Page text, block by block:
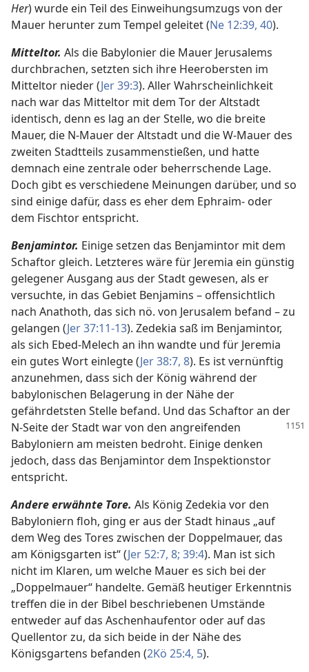
Her) wurde ein Teil des Einweihungsumzugs von der
Mauer herunter zum Tempel geleitet (Ne 12:39, 40).
Mitteltor. Als die Babylonier die Mauer Jerusalems
durchbrachen, setzten sich ihre Heerobersten im
Mitteltor nieder (Jer 39:3). Aller Wahrscheinlichkeit
nach war das Mitteltor mit dem Tor der Altstadt
identisch, denn es lag an der Stelle, wo die breite
Mauer, die N-Mauer der Altstadt und die W-Mauer des
zweiten Stadtteils zusammenstießen, und hatte
demnach eine zentrale oder beherrschende Lage.
Doch gibt es verschiedene Meinungen darüber, und so
sind einige dafür, dass es eher dem Ephraim- oder
dem Fischtor entspricht.
Benjamintor. Einige setzen das Benjamintor mit dem
Schaftor gleich. Letzteres wäre für Jeremia ein günstig
gelegener Ausgang aus der Stadt gewesen, als er
versuchte, in das Gebiet Benjamins – offensichtlich
nach Anathoth, das sich nö. von Jerusalem befand – zu
gelangen (Jer 37:11-13). Zedekia saß im Benjamintor,
als sich Ebed-Melech an ihn wandte und für Jeremia
ein gutes Wort einlegte (Jer 38:7, 8). Es ist vernünftig
anzunehmen, dass sich der König während der
babylonischen Belagerung in der Nähe der
gefährdetsten Stelle befand. Und das Schaftor an der
N-Seite der Stadt warvon den angreifenden
Babyloniern am meisten bedroht. Einige denken
jedoch, dass das Benjamintor dem Inspektionstor
entspricht.
Andere erwähnte Tore. Als König Zedekia vor den
Babyloniern floh, ging er aus der Stadt hinaus „auf
dem Weg des Tores zwischen der Doppelmauer, das
am Königsgarten ist“ (Jer 52:7, 8; 39:4). Man ist sich
nicht im Klaren, um welche Mauer es sich bei der
„Doppelmauer“ handelte. Gemäß heutiger Erkenntnis
treffen die in der Bibel beschriebenen Umstände
entweder auf das Aschenhaufentor oder auf das
Quellentor zu, da sich beide in der Nähe des
Königsgartens befanden (2Kö 25:4, 5).